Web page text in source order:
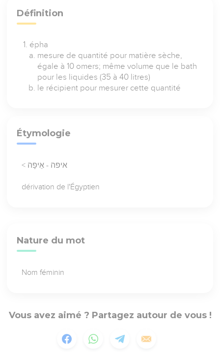
Définition
épha
mesure de quantité pour matière sèche,
égale à 10 omers; même volume que le bath
pour les liquides (35 à 40 litres)
le récipient pour mesurer cette quantité
Étymologie
< איפה - אֵיפָה
dérivation de l'Égyptien
Nature du mot
Nom féminin
Vous avez aimé ? Partagez autour de vous !